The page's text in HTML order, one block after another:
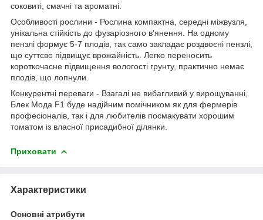
соковиті, смачні та ароматні.
Особливості рослини - Рослина компактна, середні міжвузля,
унікальна стійкість до фузаріозного в'янення. На одному
пензлі формує 5-7 плодів, так само закладає роздвоєні пензлі,
що суттєво підвищує врожайність. Легко переносить
короткочасне підвищення вологості грунту, практично немає
плодів, що лопнули.
Конкурентні переваги - Взагалі не вибагливий у вирощуванні,
Блек Мода F1 буде надійним помічником як для фермерів
професіоналів, так і для любителів посмакувати хорошим
томатом із власної присадибної ділянки.
Приховати
Характеристики
Основні атрибути